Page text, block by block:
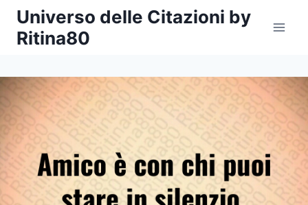
Salta
contenuto
Universo delle Citazioni by
Ritina80